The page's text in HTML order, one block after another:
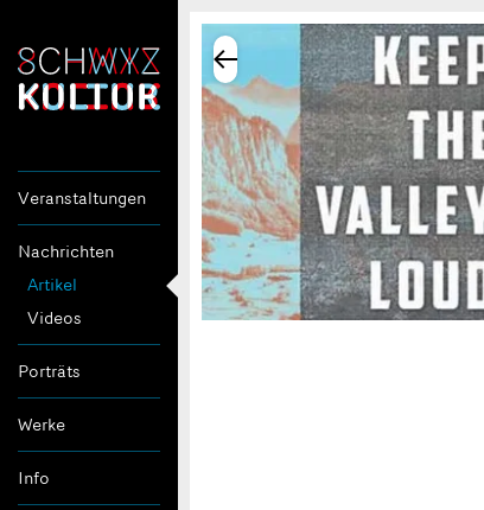
Veranstaltungen
Nachrichten
Artikel
Videos
Porträts
Werke
Info